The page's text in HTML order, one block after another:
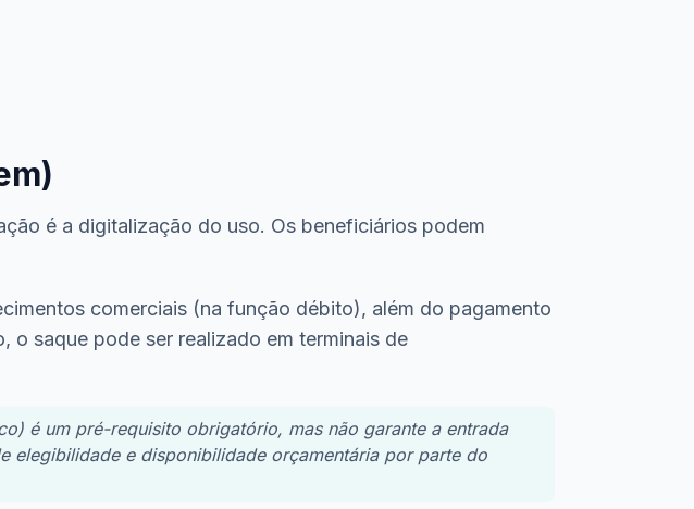
é a digitalização do uso. Os beneficiários podem
comerciais (na função débito), além do pagamento
o saque pode ser realizado em terminais de
é um pré-requisito obrigatório, mas não garante a entrada
elegibilidade e disponibilidade orçamentária por parte do